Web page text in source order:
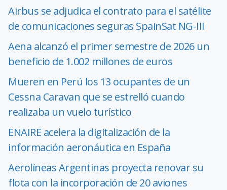
Airbus se adjudica el contrato para el satélite
de comunicaciones seguras SpainSat NG-III
Aena alcanzó el primer semestre de 2026 un
beneficio de 1.002 millones de euros
Mueren en Perú los 13 ocupantes de un
Cessna Caravan que se estrelló cuando
realizaba un vuelo turístico
ENAIRE acelera la digitalización de la
información aeronáutica en España
Aerolíneas Argentinas proyecta renovar su
flota con la incorporación de 20 aviones